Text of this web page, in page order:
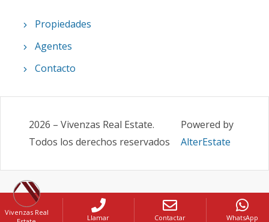
Vivenzas Real
Llamar Contactar WhatsApp
Propiedades
Agentes
Contacto
2026 – Vivenzas Real Estate.
Todos los derechos reservados
Powered by
AlterEstate